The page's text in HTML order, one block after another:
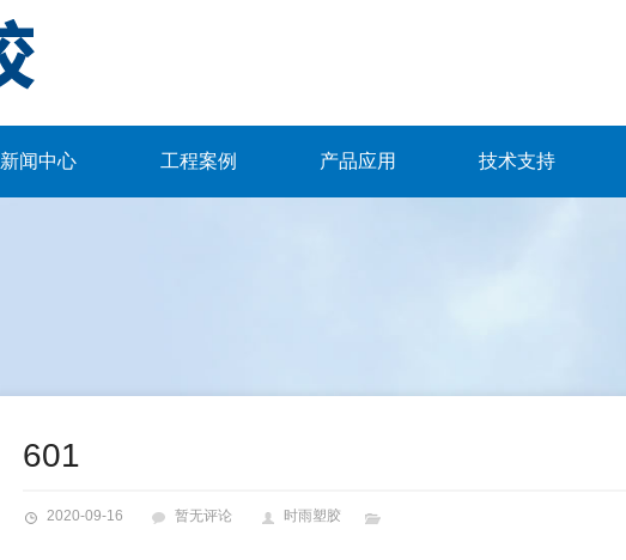
新闻中心 工程案例 产品应用 技术支持
601
2020-09-16 暂无评论 时雨塑胶